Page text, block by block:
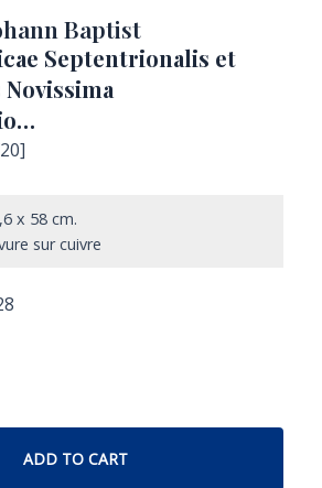
Baptist
Septentrionalis et
x 58 cm.
sur cuivre
ADD TO CART